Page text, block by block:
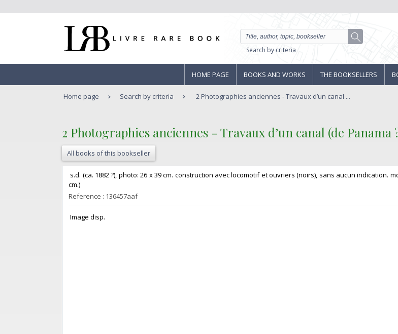
Search by criteria
HOME PAGE BOOKS AND WORKS THE BOOKSELLERS
Home page Search by criteria 2 Photographies anciennes - Travaux d’un canal ...
‎2 Photographies anciennes - Travaux d’un canal (de Panama
All books of this bookseller
s.d. (ca. 1882 ?), photo: 26 x 39 cm. construction avec locomotif et ouvriers (noirs), sans aucun indication.
cm.)‎
Reference : 136457aaf
‎ Image disp.‎